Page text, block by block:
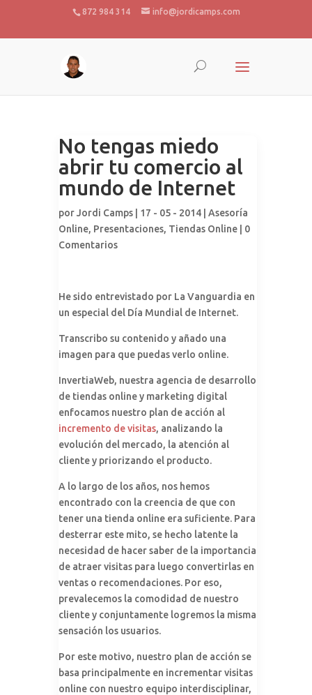
872 984 314 info@jordicamps.com
No tengas miedo
abrir tu comercio al
mundo de Internet
porJordi Camps | 17 - 05 - 2014 | Asesoría
Online, Presentaciones, Tiendas Online
0
Comentarios
He sido entrevistado por La Vanguardia en
un especial del Día Mundial de Internet.
Transcribo su contenido y añado una
imagen para que puedas verlo online.
InvertiaWeb, nuestra agencia de desarrollo
de tiendas online y marketing digital
enfocamos nuestro plan de acción al
incremento de visitas, analizando la
evolución del mercado, la atención al
cliente y priorizando el producto.
A lo largo de los años, nos hemos
encontrado con la creencia de que con
tener una tienda online era suficiente. Para
desterrar este mito, se hecho latente la
necesidad de hacer saber de la importancia
de atraer visitas para luego convertirlas en
ventas o recomendaciones. Por eso,
prevalecemos la comodidad de nuestro
cliente y conjuntamente logremos la misma
sensación los usuarios.
Por este motivo, nuestro plan de acción se
basa principalmente en incrementar visitas
online con nuestro equipo interdisciplinar,